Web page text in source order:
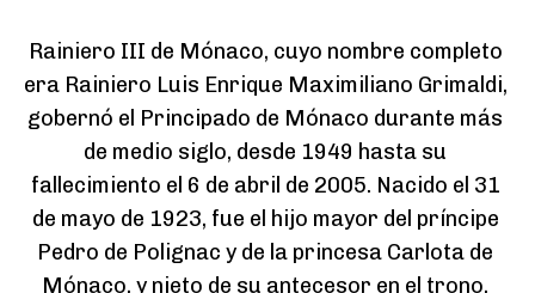
Rainiero III de Mónaco, cuyo nombre completo
era Rainiero Luis Enrique Maximiliano Grimaldi,
gobernó el Principado de Mónaco durante más
de medio siglo, desde 1949 hasta su
fallecimiento el 6 de abril de 2005. Nacido el 31
de mayo de 1923, fue el hijo mayor del príncipe
Pedro de Polignac y de la princesa Carlota de
Mónaco, y nieto de su antecesor en el trono,